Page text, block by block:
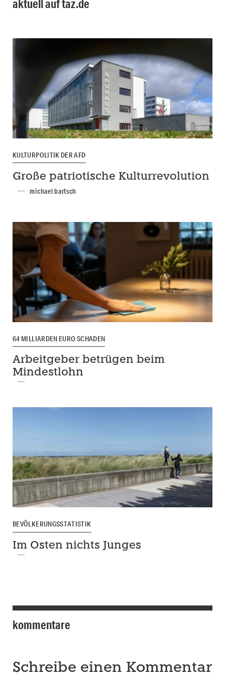
aktuell auf taz.de
KULTURPOLITIK DER AFD
Große patriotische Kulturrevolution
michael bartsch
64 MILLIARDEN EURO SCHADEN
Arbeitgeber betrügen beim
Mindestlohn
BEVÖLKERUNGSSTATISTIK
Im Osten nichts Junges
kommentare
Schreibe einen Kommentar